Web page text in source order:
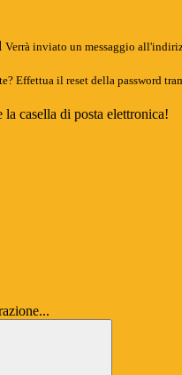
Verrà inviato un messaggio
Effettua il reset della password
casella di posta elettronica!